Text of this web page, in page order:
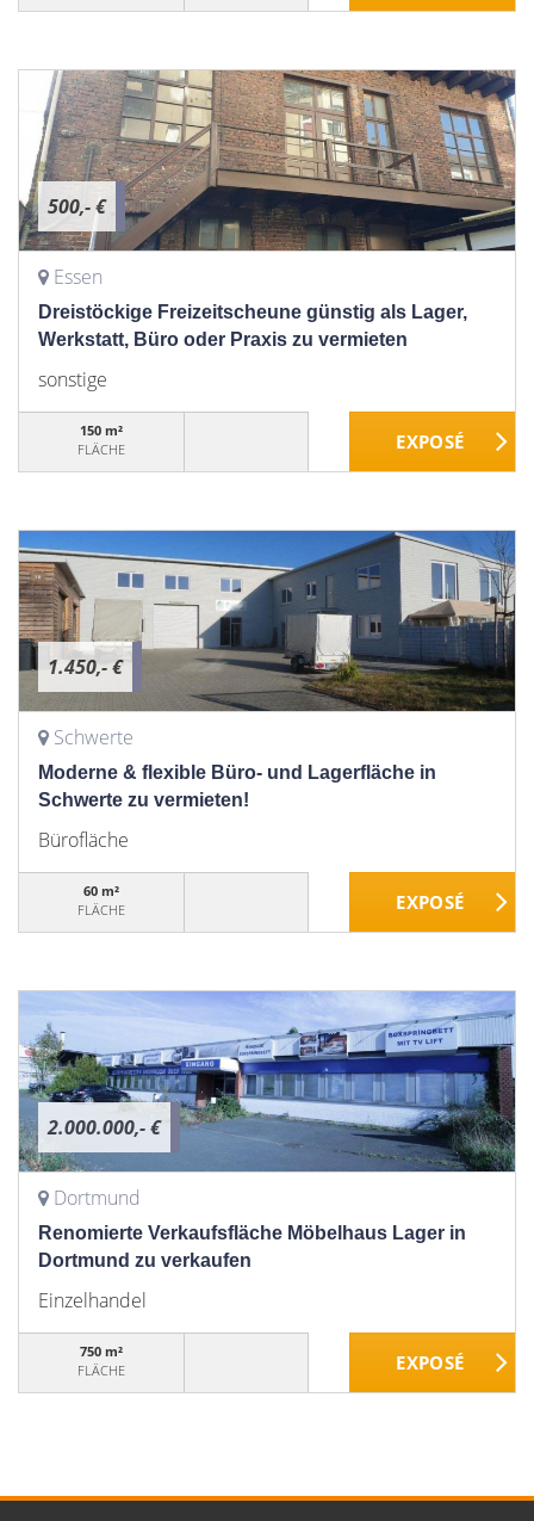
500,- €
Essen
Dreistöckige Freizeitscheune günstig als Lager,
Werkstatt, Büro oder Praxis zu vermieten
sonstige
150 m²
FLÄCHE
1.450,- €
Schwerte
Moderne & flexible Büro- und Lagerfläche in
Schwerte zu vermieten!
Bürofläche
60 m²
FLÄCHE
2.000.000,- €
Dortmund
Renomierte Verkaufsfläche Möbelhaus Lager in
Dortmund zu verkaufen
Einzelhandel
750 m²
FLÄCHE